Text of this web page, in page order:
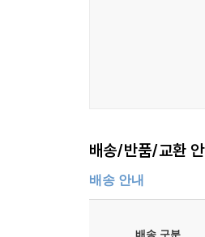
배송/반품/교환
배송 안내
배송 구분